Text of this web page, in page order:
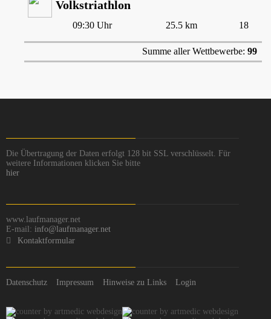
Volkstriathlon
09:30 Uhr 25.5 km 18
Summe aller Wettbewerbe: 99
Die Übertragung der Daten erfolgt 128 bit SSL verschlüsselt. Für
weitere Informationen klicken Sie bitte
hier
www.laufmanager.net
E-mail: info@laufmanager.net
Kontaktformular
Datenschutz Impressum Hinweise zu Links Login